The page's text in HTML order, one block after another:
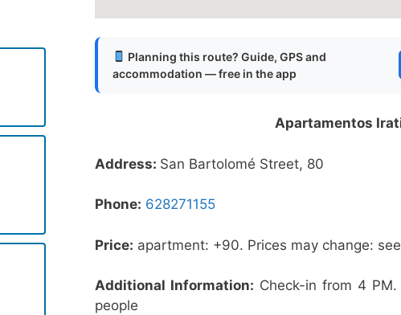
Planning this route? Guide, GPS and
accommodation — free in the app
Apartamentos
Address: San Bartolomé Street, 80
Phone: 628271155
Price: apartment: +90. Prices may change:
Additional Information: Check-in from 4
people